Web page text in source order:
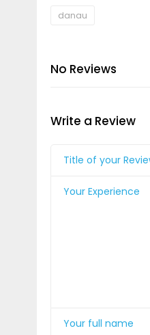
danau
No Reviews
Write a Review